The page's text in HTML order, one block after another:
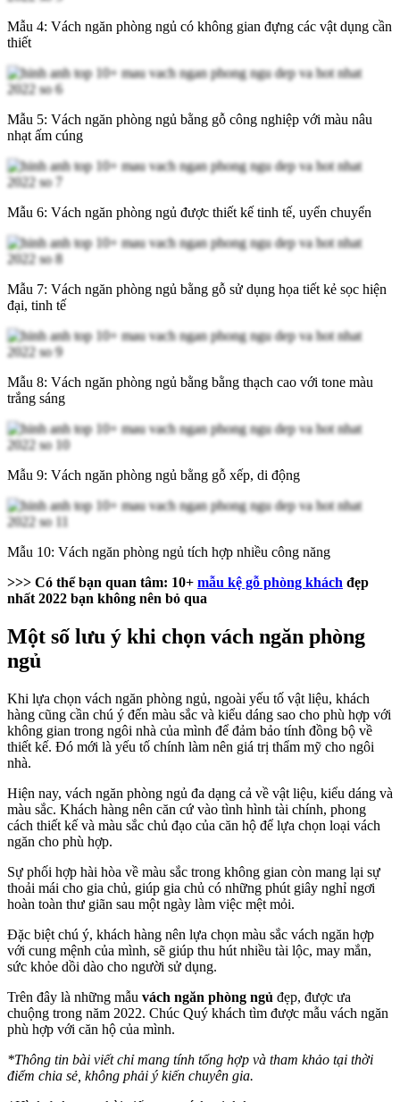
Mẫu 4: Vách ngăn phòng ngủ có không gian đựng các vật dụng cần
thiết
Mẫu 5: Vách ngăn phòng ngủ bằng gỗ công nghiệp với màu nâu
nhạt ấm cúng
Mẫu 6: Vách ngăn phòng ngủ được thiết kế tinh tế, uyển chuyển
Mẫu 7: Vách ngăn phòng ngủ bằng gỗ sử dụng họa tiết kẻ sọc hiện
đại, tinh tế
Mẫu 8: Vách ngăn phòng ngủ bằng bằng thạch cao với tone màu
trắng sáng
Mẫu 9: Vách ngăn phòng ngủ bằng gỗ xếp, di động
Mẫu 10: Vách ngăn phòng ngủ tích hợp nhiều công năng
>>> Có thể bạn quan tâm: 10+ mẫu kệ gỗ phòng khách đẹp
nhất 2022 bạn không nên bỏ qua
Một số lưu ý khi chọn vách ngăn phòng
ngủ
Khi lựa chọn vách ngăn phòng ngủ, ngoài yếu tố vật liệu, khách
hàng cũng cần chú ý đến màu sắc và kiểu dáng sao cho phù hợp với
không gian trong ngôi nhà của mình để đảm bảo tính đồng bộ về
thiết kế. Đó mới là yếu tố chính làm nên giá trị thẩm mỹ cho ngôi
nhà.
Hiện nay, vách ngăn phòng ngủ đa dạng cả về vật liệu, kiểu dáng và
màu sắc. Khách hàng nên căn cứ vào tình hình tài chính, phong
cách thiết kế và màu sắc chủ đạo của căn hộ để lựa chọn loại vách
ngăn cho phù hợp.
Sự phối hợp hài hòa về màu sắc trong không gian còn mang lại sự
thoải mái cho gia chủ, giúp gia chủ có những phút giây nghỉ ngơi
hoàn toàn thư giãn sau một ngày làm việc mệt mỏi.
Đặc biệt chú ý, khách hàng nên lựa chọn màu sắc vách ngăn hợp
với cung mệnh của mình, sẽ giúp thu hút nhiều tài lộc, may mắn,
sức khỏe dồi dào cho người sử dụng.
Trên đây là những mẫu vách ngăn phòng ngủ đẹp, được ưa
chuộng trong năm 2022. Chúc Quý khách tìm được mẫu vách ngăn
phù hợp với căn hộ của mình.
*Thông tin bài viết chỉ mang tính tổng hợp và tham khảo tại thời
điểm chia sẻ, không phải ý kiến chuyên gia.